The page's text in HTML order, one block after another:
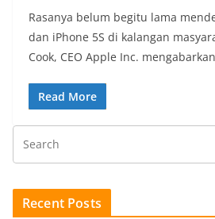
Rasanya belum begitu lama
dan iPhone 5S di kalangan
Cook, CEO Apple Inc.
Read More
Recent Posts